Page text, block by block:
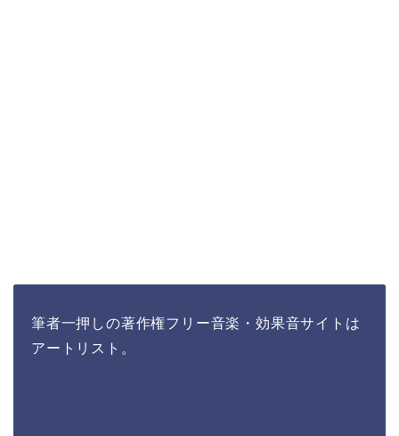
筆者一押しの著作権フリー音楽・効果音サイトは
アートリスト。